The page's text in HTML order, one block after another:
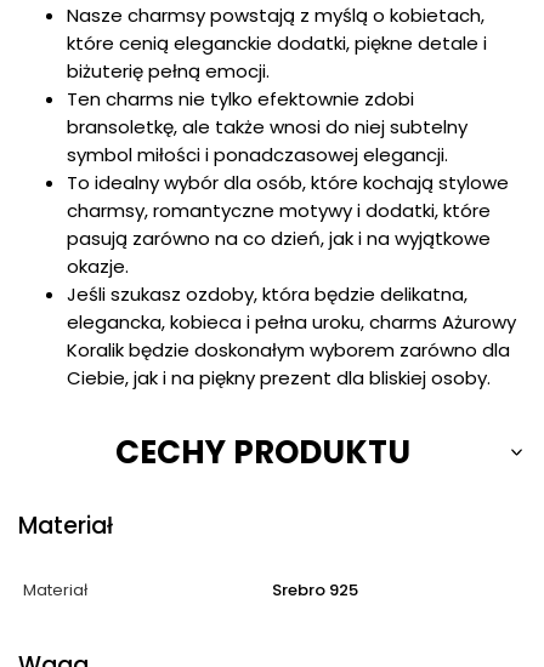
Nasze charmsy powstają z myślą o kobietach,
które cenią eleganckie dodatki, piękne detale i
biżuterię pełną emocji.
Ten charms nie tylko efektownie zdobi
bransoletkę, ale także wnosi do niej subtelny
symbol miłości i ponadczasowej elegancji.
To idealny wybór dla osób, które kochają stylowe
charmsy, romantyczne motywy i dodatki, które
pasują zarówno na co dzień, jak i na wyjątkowe
okazje.
Jeśli szukasz ozdoby, która będzie delikatna,
elegancka, kobieca i pełna uroku, charms Ażurowy
Koralik będzie doskonałym wyborem zarówno dla
Ciebie, jak i na piękny prezent dla bliskiej osoby.
CECHY PRODUKTU
Materiał
Materiał Srebro 925